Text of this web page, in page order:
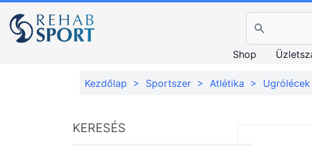
Keresés Ikon
Shop
Kezdőlap > Sportszer > Atlétika > Ugrólécek
KERESÉS